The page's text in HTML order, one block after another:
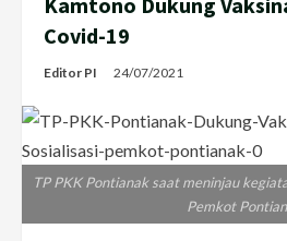
Covid-19
Editor PI 24/07/2021
TP PKK Pontianak saat meninjau
Pemkot